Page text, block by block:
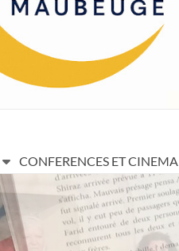
CONFERENCES ET CINEMA